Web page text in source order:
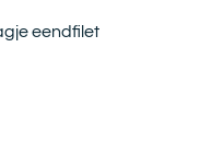
eendfilet